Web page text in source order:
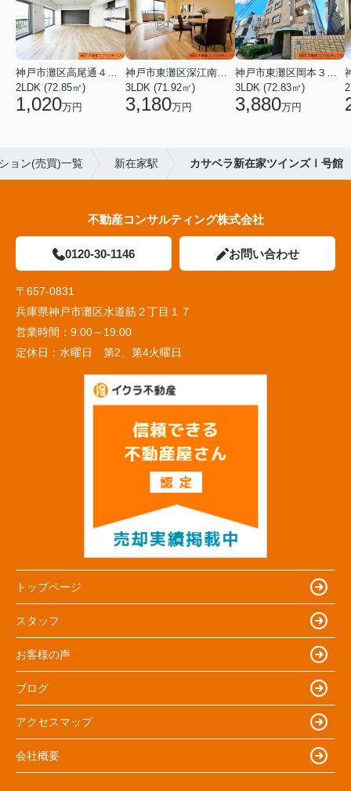
神戸市灘区高尾通４丁目
2LDK (72.85㎡)
1,020万円
神戸市東灘区深江南町１丁目
3LDK (71.92㎡)
3,180万円
神戸市東灘区岡本３丁目
3LDK (72.83㎡)
3,880万円
ョン(売買)一覧 新在家駅 カサベラ新在家ツインズⅠ号館
不動産コンサルティング株式会社
0120-30-1146 お問い合わせ
〒657-0831
兵庫県神戸市灘区水道筋２丁目１７
営業時間： 9:00～19:00
定休日： 水曜日 第2、第4火曜日
トップページ
スタッフ
お客様の声
ブログ
アクセスマップ
会社概要